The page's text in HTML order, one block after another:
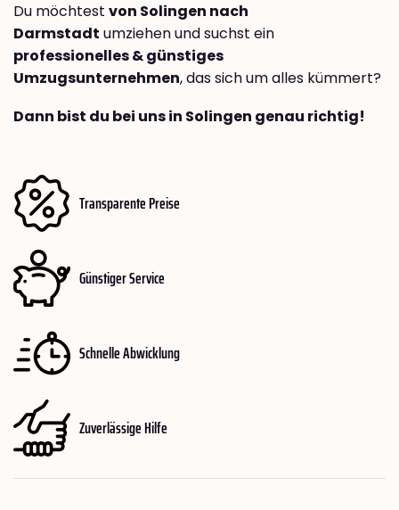
Du möchtest von Solingen nach
Darmstadt umziehen und suchst ein
professionelles & günstiges
Umzugsunternehmen, das sich um alles kümmert?
Dann bist du bei uns in Solingen genau richtig!
Transparente Preise
Günstiger Service
Schnelle Abwicklung
Zuverlässige Hilfe